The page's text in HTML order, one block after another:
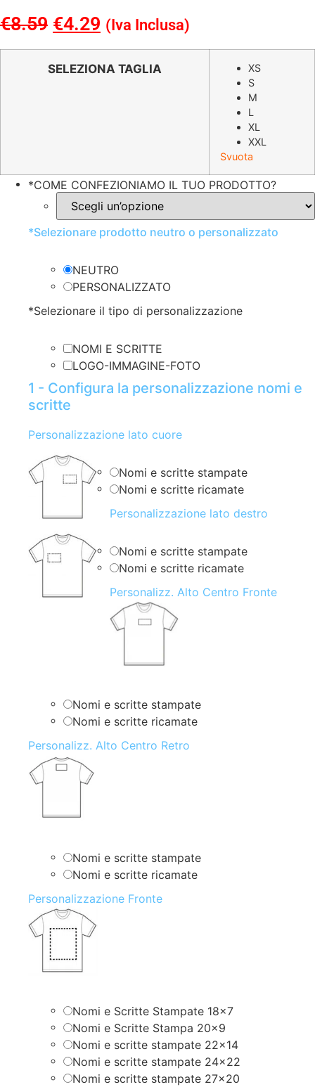
€8.59 Il
prezzo
originale
€4.29 Il
prezzo
attuale
(Iva Inclusa)
SELEZIONA TAGLIA
XS
S
M
L
XL
XXL
Svuota
*COME CONFEZIONIAMO IL TUO PRODOTTO?
*Selezionare prodotto neutro o personalizzato
NEUTRO
PERSONALIZZATO
*Selezionare il tipo di personalizzazione
NOMI E SCRITTE
LOGO-IMMAGINE-FOTO
1 - Configura la personalizzazione nomi e
scritte
Personalizzazione lato cuore
Nomi e scritte stampate
Nomi e scritte ricamate
Personalizzazione lato destro
Nomi e scritte stampate
Nomi e scritte ricamate
Personalizz. Alto Centro Fronte
Nomi e scritte stampate
Nomi e scritte ricamate
Personalizz. Alto Centro Retro
Nomi e scritte stampate
Nomi e scritte ricamate
Personalizzazione Fronte
Nomi e Scritte Stampate 18×7
Nomi e Scritte Stampa 20×9
Nomi e scritte stampate 22×14
Nomi e scritte stampate 24×22
Nomi e scritte stampate 27×20